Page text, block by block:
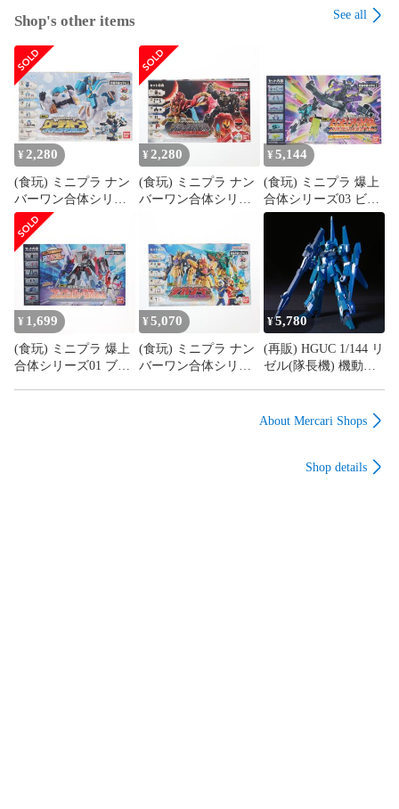
Shop's other items See all
¥ 2,280
(食玩) ミニプラ ナン
バーワン合体シリー
ズ04 グーデバーン&
ベアックマ50 セット
ナンバーワン戦隊ゴ
ジュウジャー プラモ
デル バンダイ
¥2,280
(食玩) ミニプラ ナン
バーワン合体シリー
50 セット ナンバーワ
ン戦隊ゴジュウジャ
ー プラモデル バンダ
イ
¥ 5,144
(食玩) ミニプラ 爆上
合体シリーズ03 ビュ
ンビュンマッハーロ
ボ&ブンブンマリン&
ブンブンサファリ セ
ット 爆上戦隊ブンブ
ンジャー プラモデル
バンダイ
¥ 1,699
(食玩) ミニプラ 爆上
合体シリーズ01 ブン
¥5,070
(食玩) ミニプラ ナン
バーワン合体シリー
¥5,780
(再販) HGUC 1/144 リ
ゼル(隊長機) 機動戦
ンダイスピリッツ
About Mercari Shops
Shop details